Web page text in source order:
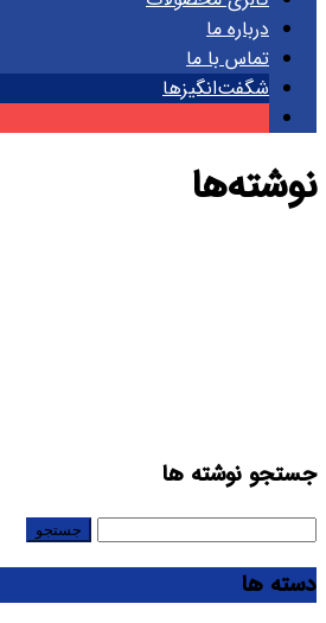
درباره ما
تماس با ما
شگفت‌انگیزها
نوشته‌ها
جستجو نوشته ها
جستجو
دسته ها